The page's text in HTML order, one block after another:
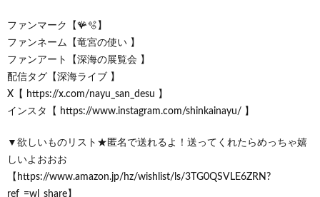
ファンマーク【🪸🫧】
ファンネーム【竜宮の使い 】
ファンアート【深海の展覧会 】
配信タグ【深海ライブ 】
X【 https://x.com/nayu_san_desu 】
インスタ【 https://www.instagram.com/shinkainayu/ 】
▼欲しいものリスト★匿名で送れるよ！送ってくれたらめっちゃ嬉
しいよおおお
【https://www.amazon.jp/hz/wishlist/ls/3TG0QSVLE6ZRN?
ref_=wl_share】